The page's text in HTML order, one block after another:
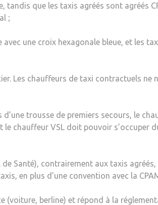
que les taxis agréés sont agréés
;
une croix hexagonale bleue, et les
Les chauffeurs de taxi contractuels ne
trousse de premiers secours, le
chauffeur VSL doit pouvoir s’occuper
de Santé), contrairement aux taxis
en plus d’une convention avec la
(voiture, berline) et répond à la